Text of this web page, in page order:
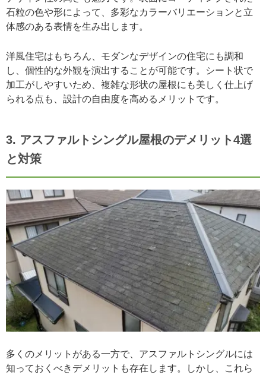
石粒の色や形によって、多彩なカラーバリエーションと立
体感のある表情を生み出します。
洋風住宅はもちろん、モダンなデザインの住宅にも調和
し、個性的な外観を演出することが可能です。シート状で
加工がしやすいため、複雑な形状の屋根にも美しく仕上げ
られる点も、設計の自由度を高めるメリットです。
3. アスファルトシングル屋根のデメリット4選
と対策
多くのメリットがある一方で、アスファルトシングルには
知っておくべきデメリットも存在します。しかし、これら